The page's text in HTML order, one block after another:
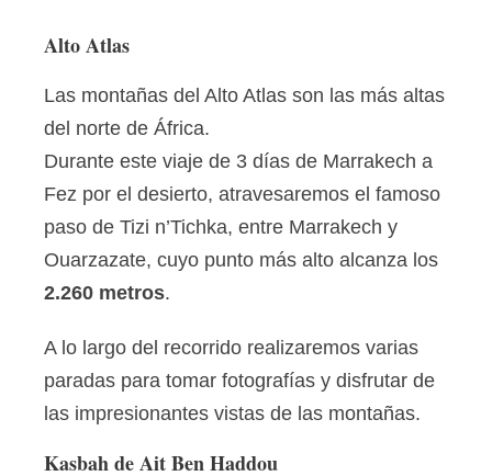
Alto Atlas
Las montañas del Alto Atlas son las más altas
del norte de África.
Durante este viaje de 3 días de Marrakech a
Fez por el desierto, atravesaremos el famoso
paso de Tizi n’Tichka, entre Marrakech y
Ouarzazate, cuyo punto más alto alcanza los
2.260 metros.
A lo largo del recorrido realizaremos varias
paradas para tomar fotografías y disfrutar de
las impresionantes vistas de las montañas.
Kasbah de Ait Ben Haddou